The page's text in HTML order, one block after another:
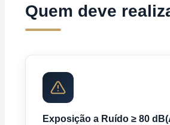
Quem deve
Exposição a Ruído ≥ 80